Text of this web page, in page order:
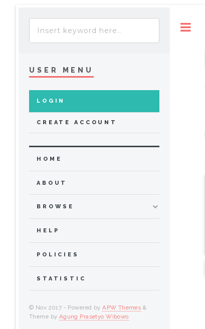
USER MENU
LOGIN
CREATE ACCOUNT
HOME
ABOUT
BROWSE
HELP
POLICIES
STATISTIC
© Nov 2017 - Powered byAPW Themes &
Theme by Agung Prasetyo Wibowo.